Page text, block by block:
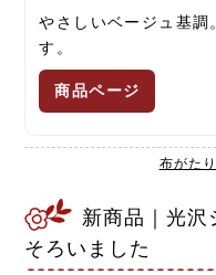
やさしいベージュ基調
す。
商品ページ
布がた
新商品｜光沢
そろいました